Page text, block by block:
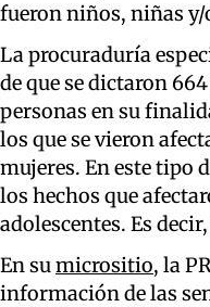
fueron niños, niñas y/
La procuraduría
de que se dictaron
personas en su
los que se vieron
mujeres. En este tipo
los hechos que
adolescentes. Es
En sumicrositio, la
información de las